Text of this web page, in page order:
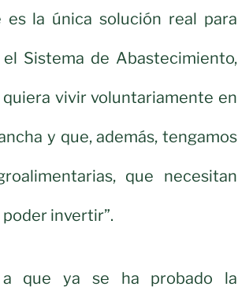
la única solución real para
Sistema de Abastecimiento,
vivir voluntariamente en
y que, además, tengamos
que necesitan
invertir”.
que ya se ha probado la